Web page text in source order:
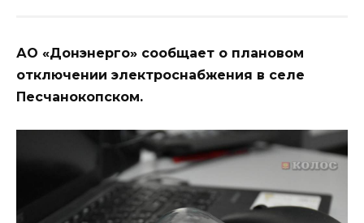
АО «Донэнерго» сообщает о плановом
отключении электроснабжения в селе
Песчанокопском.